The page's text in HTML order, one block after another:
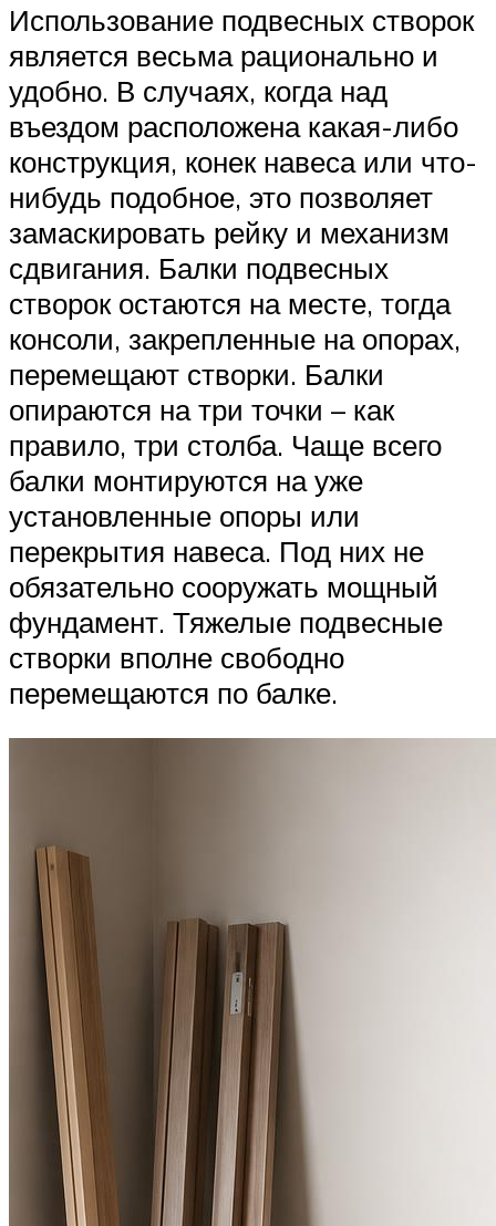
Использование подвесных створок
является весьма рационально и
удобно. В случаях, когда над
въездом расположена какая-либо
конструкция, конек навеса или что-
нибудь подобное, это позволяет
замаскировать рейку и механизм
сдвигания. Балки подвесных
створок остаются на месте, тогда
консоли, закрепленные на опорах,
перемещают створки. Балки
опираются на три точки – как
правило, три столба. Чаще всего
балки монтируются на уже
установленные опоры или
перекрытия навеса. Под них не
обязательно сооружать мощный
фундамент. Тяжелые подвесные
створки вполне свободно
перемещаются по балке.